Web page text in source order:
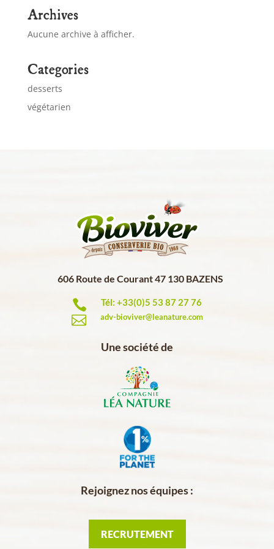
Archives
Aucune archive à afficher.
Categories
desserts
végétarien
606 Route de Courant 47 130 BAZENS
 Tél: +33(0)5 53 87 27 76
 adv-bioviver@leanature.com
Une société de
Rejoignez nos équipes :
RECRUTEMENT